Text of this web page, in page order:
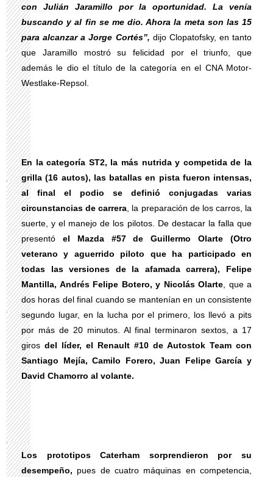
con Julián Jaramillo por la oportunidad. La venía
buscando y al fin se me dio. Ahora la meta son las 15
para alcanzar a Jorge Cortés”, dijo Clopatofsky, en tanto
que Jaramillo mostró su felicidad por el triunfo, que
además le dio el título de la categoría en el CNA Motor-
Westlake-Repsol.
En la categoría ST2, la más nutrida y competida de la
grilla (16 autos), las batallas en pista fueron intensas,
al final el podio se definió conjugadas varias
circunstancias de carrera , la preparación de los carros, la
suerte, y el manejo de los pilotos. De destacar la falla que
presentó el Mazda #57 de Guillermo Olarte (Otro
veterano y aguerrido piloto que ha participado en
todas las versiones de la afamada carrera), Felipe
Mantilla, Andrés Felipe Botero, y Nicolás Olarte , que a
dos horas del final cuando se mantenían en un consistente
segundo lugar, en la lucha por el primero, los llevó a pits
por más de 20 minutos. Al final terminaron sextos, a 17
giros del líder, el Renault #10 de Autostok Team con
Santiago Mejía, Camilo Forero, Juan Felipe García y
David Chamorro al volante.
Los prototipos Caterham sorprendieron por su
desempeño, pues de cuatro máquinas en competencia,